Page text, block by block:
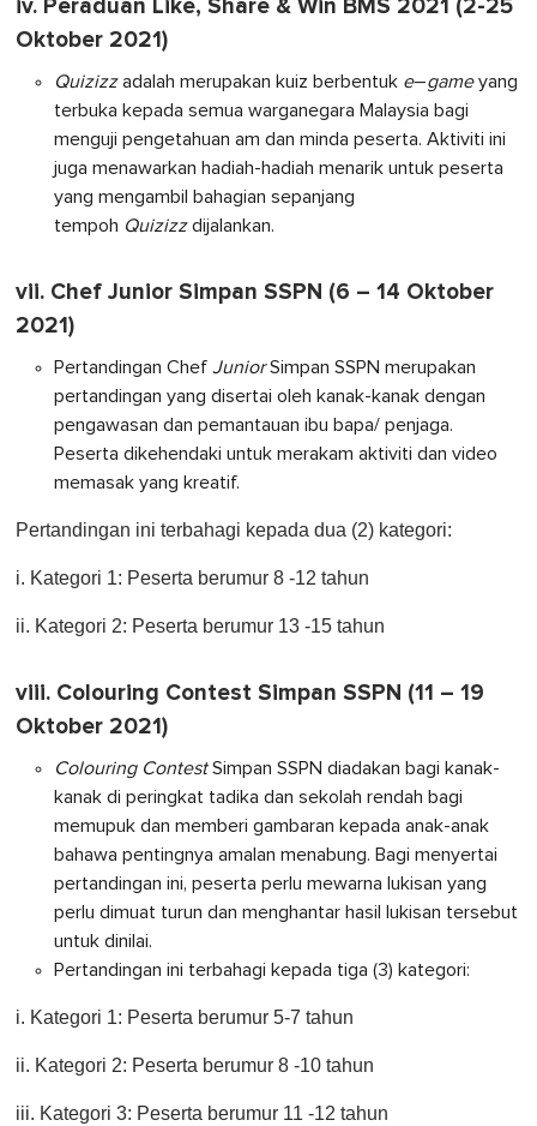
iv. Peraduan Like, Share & Win BMS 2021 (2-25
Oktober 2021)
Quizizzadalah merupakan kuiz berbentuk e–gameyang
terbuka kepada semua warganegara Malaysia bagi
menguji pengetahuan am dan minda peserta. Aktiviti ini
juga menawarkan hadiah-hadiah menarik untuk peserta
yang mengambil bahagian sepanjang
tempoh Quizizzdijalankan.
vii. Chef Junior Simpan SSPN (6 – 14 Oktober
2021)
Pertandingan Chef JuniorSimpan SSPN merupakan
pertandingan yang disertai oleh kanak-kanak dengan
pengawasan dan pemantauan ibu bapa/ penjaga.
Peserta dikehendaki untuk merakam aktiviti dan video
memasak yang kreatif.
Pertandingan ini terbahagi kepada dua (2) kategori:
i. Kategori 1: Peserta berumur 8 -12 tahun
ii. Kategori 2: Peserta berumur 13 -15 tahun
viii. Colouring Contest Simpan SSPN (11 – 19
Oktober 2021)
Colouring ContestSimpan SSPN diadakan bagi kanak-
kanak di peringkat tadika dan sekolah rendah bagi
memupuk dan memberi gambaran kepada anak-anak
bahawa pentingnya amalan menabung. Bagi menyertai
pertandingan ini, peserta perlu mewarna lukisan yang
perlu dimuat turun dan menghantar hasil lukisan tersebut
untuk dinilai.
Pertandingan ini terbahagi kepada tiga (3) kategori:
i. Kategori 1: Peserta berumur 5-7 tahun
ii. Kategori 2: Peserta berumur 8 -10 tahun
iii. Kategori 3: Peserta berumur 11 -12 tahun